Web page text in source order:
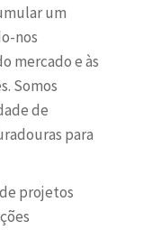
um
nos
mercado e às
Somos
de
para
projetos